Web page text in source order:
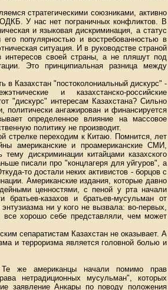
стратегическими союзниками, активно
У нас нет пограничных конфликтов. В
и языковая дискриминация, а статус
популярностью и востребованностью в
ситуация. И в руководстве страной
своей страны, а не пляшут под
Это принципиальная разница между
в Казахстан "постоколониальный дискурс" -
и казахстанско-российские
"дискурс" интересам Казахстана? Сильно
ангажирован и финансируется
определенное влияние на массовое
политику не производит.
стрелке переходим к Китаю. Помнится, лет
американские и проамериканские СМИ,
дискриминации китайцами казахского
писали про "концлагеря для уйгуров", а
то достали неких активистов - борцов с
Американские издания, которые давно
ценностями, с пеной у рта начали
казахов и братьев-мусульман от
ни у кого не вызвала: во-первых,
хорошо себе представляли, чем может
сепаратистам Казахстан не оказывает. А
и терроризма является головной болью и
же американцы начали помимо прав
нетрадиционных мусульман", которых
заявление Анкары по поводу положения